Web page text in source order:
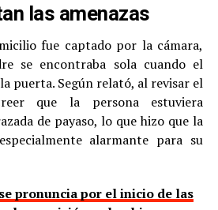
las amenazas
fue captado por la cámara,
se encontraba sola cuando el
puerta. Según relató, al revisar el
que la persona estuviera
de payaso, lo que hizo que la
alarmante para su
pronuncia por el inicio de las